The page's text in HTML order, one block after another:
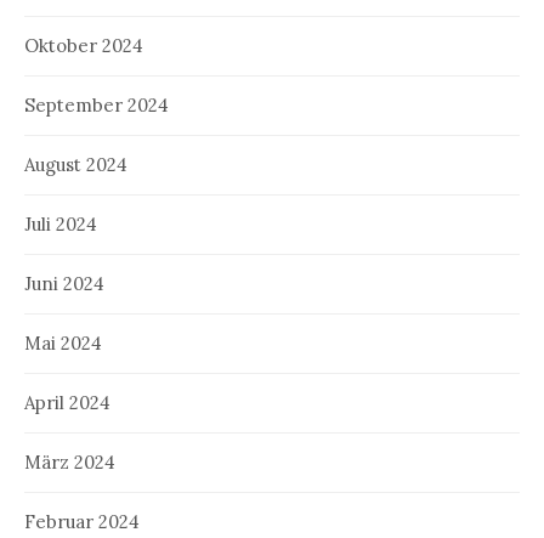
Oktober 2024
September 2024
August 2024
Juli 2024
Juni 2024
Mai 2024
April 2024
März 2024
Februar 2024